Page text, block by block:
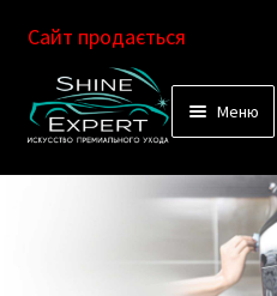
Перейти
к
Перейти
к
Сайт продається
Меню